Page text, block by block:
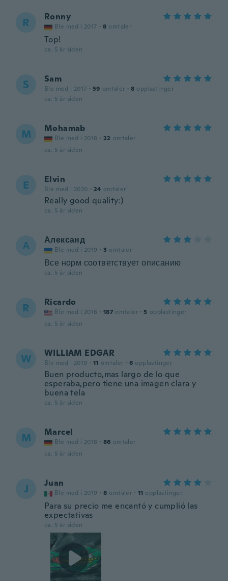
R Ronny
Ble med i 2017 · 8 omtaler
Top!
ca. 5 år siden
S Sam
Ble med i 2017 · 59 omtaler · 8 opplastinger
ca. 5 år siden
M Mohamab
Ble med i 2018 · 22 omtaler
ca. 5 år siden
E Elvin
Ble med i 2020 · 24 omtaler
Really good quality:)
ca. 5 år siden
А Александ
Ble med i 2019 · 3 omtaler
Все норм соответствует описанию
ca. 5 år siden
R Ricardo
Ble med i 2016 · 187 omtaler · 5 opplastinger
ca. 5 år siden
W WILLIAM EDGAR
Ble med i 2019 · 11 omtaler · 6 opplastinger
Buen producto,mas largo de lo que
esperaba,pero tiene una imagen clara y
buena tela
ca. 5 år siden
M Marcel
Ble med i 2018 · 86 omtaler
ca. 5 år siden
J Juan
Ble med i 2019 · 8 omtaler · 11 opplastinger
Para su precio me encantó y cumplió las
expectativas
ca. 5 år siden